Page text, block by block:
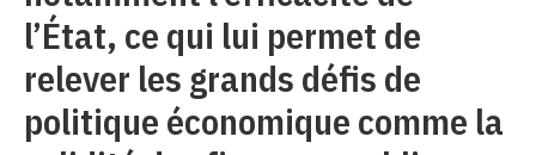
l’État, ce qui lui permet de
relever les grands défis de
politique économique comme la